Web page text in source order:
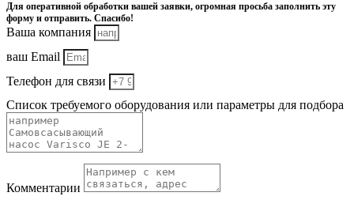
Для оперативной обработки вашей заявки, огромная просьба заполнить эту
форму и отправить. Спасибо!
Ваша компания
ваш Email
Телефон для связи
Список требуемого оборудования или параметры для подбора
Комментарии